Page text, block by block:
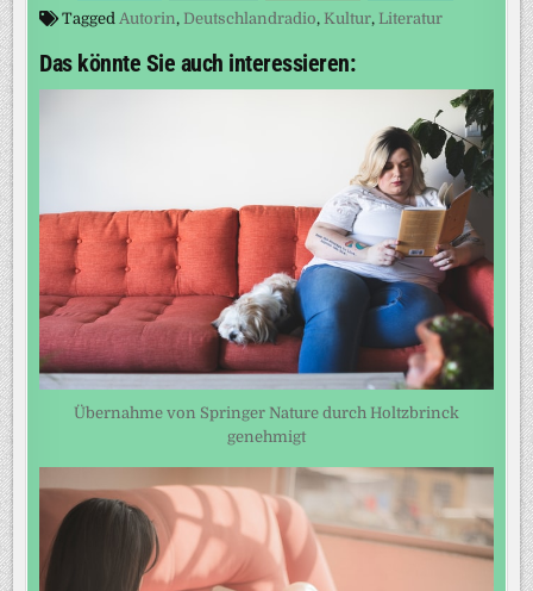
TaggedAutorin,Deutschlandradio,Kultur,Literatur
Das könnte Sie auch interessieren:
Übernahme von Springer Nature durch Holtzbrinck
genehmigt